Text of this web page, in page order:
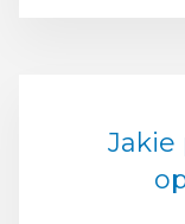
Jakie